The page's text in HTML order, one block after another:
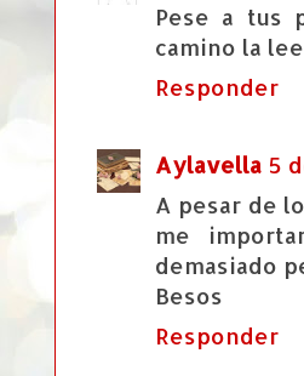
Pese a tus
camino la
Responder
Aylavella 5
A pesar de
me
demasiado
Besos
Responder